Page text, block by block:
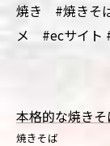
焼き #焼きそ
メ #ecサイト
本格的な焼き
焼きそば